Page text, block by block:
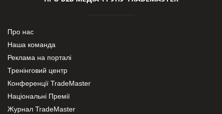
Про нас
Наша команда
Реклама на порталі
Тренінговий центр
Конференції TradeMaster
Національні Премії
Журнал TradeMaster